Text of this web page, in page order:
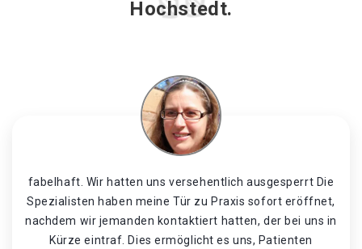
Hochstedt.
fabelhaft. Wir hatten uns versehentlich ausgesperrt Die
Spezialisten haben meine Tür zu Praxis sofort eröffnet,
nachdem wir jemanden kontaktiert hatten, der bei uns in
Kürze eintraf. Dies ermöglicht es uns, Patienten